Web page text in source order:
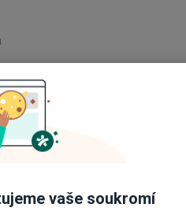
Rezervovat termín
Názory pacientů
vaše soukromí